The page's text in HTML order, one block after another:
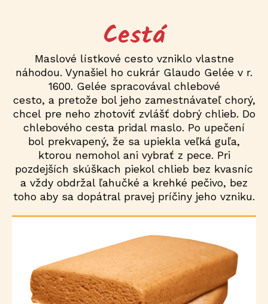
Cestá
Maslové lístkové cesto vzniklo vlastne
náhodou. Vynašiel ho cukrár Glaudo Gelée v r.
1600. Gelée spracovával chlebové
cesto, a pretože bol jeho zamestnávateľ chorý,
chcel pre neho zhotoviť zvlášť dobrý chlieb. Do
chlebového cesta pridal maslo. Po upečení
bol prekvapený, že sa upiekla veľká guľa,
ktorou nemohol ani vybrať z pece. Pri
pozdejších skúškach piekol chlieb bez kvasníc
a vždy obdržal ľahučké a krehké pečivo, bez
toho aby sa dopátral pravej príčiny jeho vzniku.